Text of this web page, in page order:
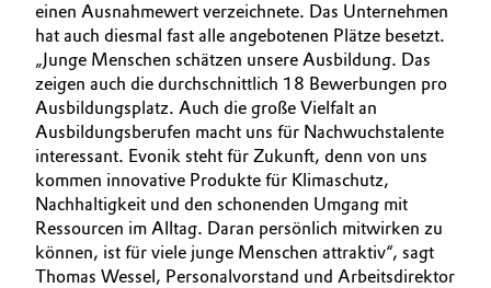
Consumer Goods & Lifestyle
Electronics & Telecommunications
Energy, Environment & Utilities
Food & Beverage
Green Hydrogen
Governance & Compliance
Allgemeine Verkaufs- und Lieferbedingungen
(AVB)
Business Lines
Karriere
einen Ausnahmewert verzeichnete. Das Unternehmen
hat auch diesmal fast alle angebotenen Plätze besetzt.
„Junge Menschen schätzen unsere Ausbildung. Das
zeigen auch die durchschnittlich 18 Bewerbungen pro
Ausbildungsplatz. Auch die große Vielfalt an
Ausbildungsberufen macht uns für Nachwuchstalente
interessant. Evonik steht für Zukunft, denn von uns
kommen innovative Produkte für Klimaschutz,
Nachhaltigkeit und den schonenden Umgang mit
Ressourcen im Alltag. Daran persönlich mitwirken zu
können, ist für viele junge Menschen attraktiv“, sagt
Thomas Wessel, Personalvorstand und Arbeitsdirektor